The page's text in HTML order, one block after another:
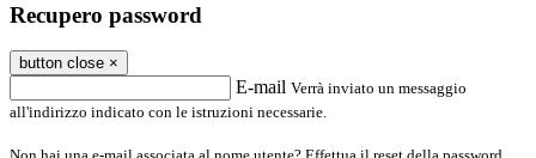
Recupero password
button close ×
E-mail Verrà inviato un messaggio
all'indirizzo indicato con le istruzioni necessarie.